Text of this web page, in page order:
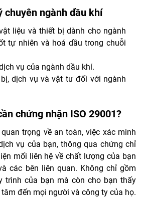
chuyên ngành dầu khí
liệu và thiết bị dành cho ngành
tự nhiên và hoá dầu trong chuỗi
vụ của ngành dầu khí.
dịch vụ và vật tư đối với ngành
chứng nhận ISO 29001?
trọng về an toàn, việc xác minh
vụ của bạn, thông qua chứng chỉ
mối liên hệ về chất lượng của bạn
các bên liên quan. Không chỉ gồm
trình của bạn mà còn cho bạn thấy
đến mọi người và công ty của họ.